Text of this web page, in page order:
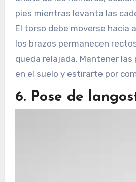
pies mientras levanta las
El torso debe moverse hacia
los brazos permanecen
queda relajada. Mantener las
en el suelo y estirarte por
6. Pose de